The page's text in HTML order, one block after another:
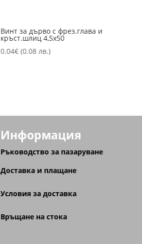
Винт за дърво с фрез.глава и
кръст.шлиц 4,5х50
0.04€ (0.08 лв.)
Информация
Ръководство за пазаруване
Доставка и плащане
Условия за доставка
Връщане на стока